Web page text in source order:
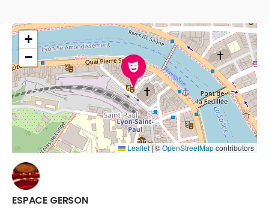
+
−
Leaflet|©OpenStreetMapcontributors
ESPACE GERSON